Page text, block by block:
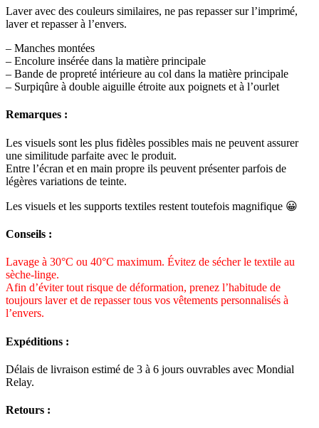
Laver avec des couleurs similaires, ne pas repasser sur l’imprimé,
laver et repasser à l’envers.
– Manches montées
– Encolure insérée dans la matière principale
– Bande de propreté intérieure au col dans la matière principale
– Surpiqûre à double aiguille étroite aux poignets et à l’ourlet
Remarques :
Les visuels sont les plus fidèles possibles mais ne peuvent assurer
une similitude parfaite avec le produit.
Entre l’écran et en main propre ils peuvent présenter parfois de
légères variations de teinte.
Les visuels et les supports textiles restent toutefois magnifique 😀
Conseils :
Lavage à 30°C ou 40°C maximum. Évitez de sécher le textile au
sèche-linge.
Afin d’éviter tout risque de déformation, prenez l’habitude de
toujours laver et de repasser tous vos vêtements personnalisés à
l’envers.
Expéditions :
Délais de livraison estimé de 3 à 6 jours ouvrables avec Mondial
Relay.
Retours :